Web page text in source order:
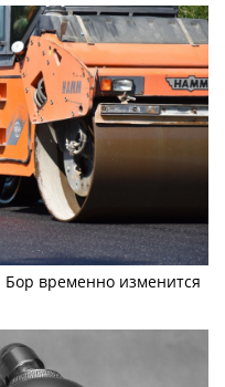
временно изменится